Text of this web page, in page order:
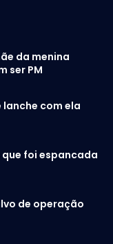
da menina
ser PM
lanche com ela
que foi espancada
de operação